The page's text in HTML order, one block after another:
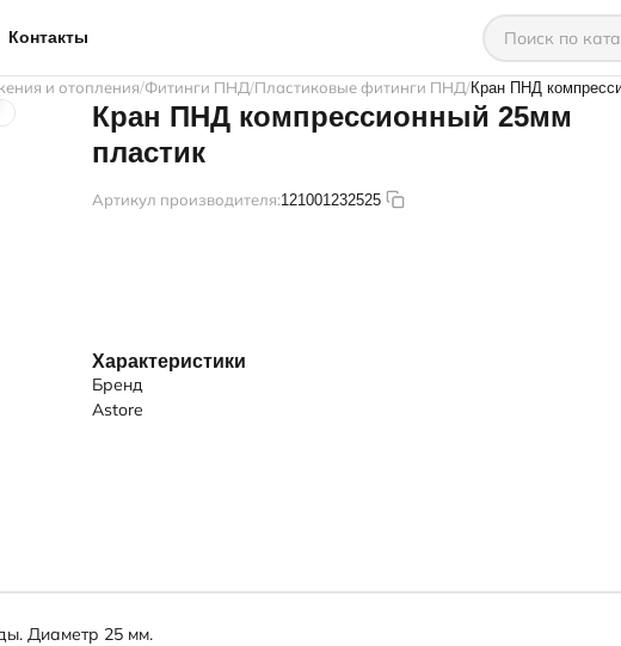
Контакты
и отопления Фитинги ПНД Пластиковые фитинги ПНД Кран ПНД
Кран ПНД компрессионный 25мм
пластик
Артикул производителя:121001232525
Характеристики
Бренд
Astore
Диаметр 25 мм.